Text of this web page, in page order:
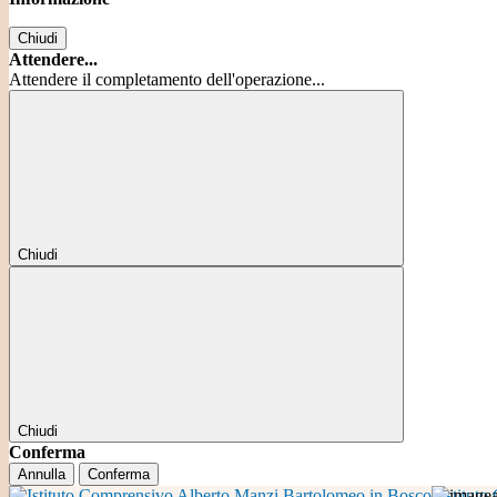
Chiudi
Attendere...
Attendere il completamento dell'operazione...
Chiudi
Chiudi
Conferma
Annulla Conferma